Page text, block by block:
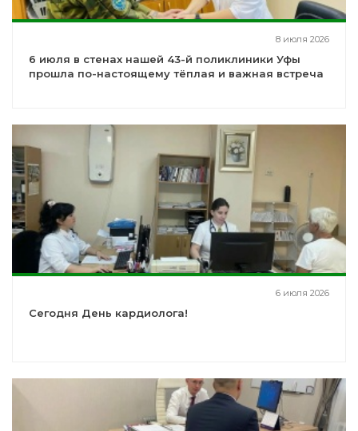
8 июля 2026
6 июля в стенах нашей 43-й поликлиники Уфы
прошла по-настоящему тёплая и важная встреча
6 июля 2026
Сегодня День кардиолога!